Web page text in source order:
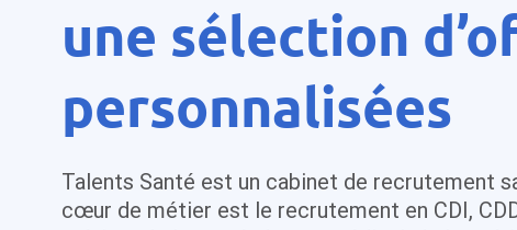
une sélection
personnalisées
Talents Santé est un cabinet de recrutement
cœur de métier est le recrutement en CDI,